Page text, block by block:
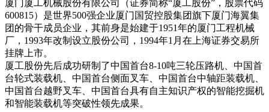
厦门厦工机械股份有限公司（证券简称“厦工股份”，股票代码
600815）是世界500强企业厦门国贸控股集团旗下厦门海翼集
团的骨干成员企业，其前身是始建于1951年的厦门工程机械
厂，1993年改制设立股份公司，1994年1月在上海证券交易所
挂牌上市。
厦工股份先后成功研制了中国首台8-10吨三轮压路机、中国首
台轮式装载机、中国首台侧面叉车、中国首台中轴距装载机、
中国首台越野叉车、中国首台具有自主知识产权的智能挖掘机
和智能装载机等突破性领先成果。